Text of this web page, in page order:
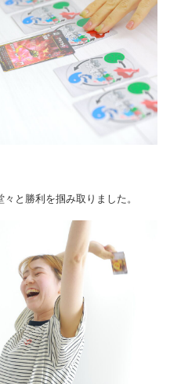
と勝利を掴み取りました。